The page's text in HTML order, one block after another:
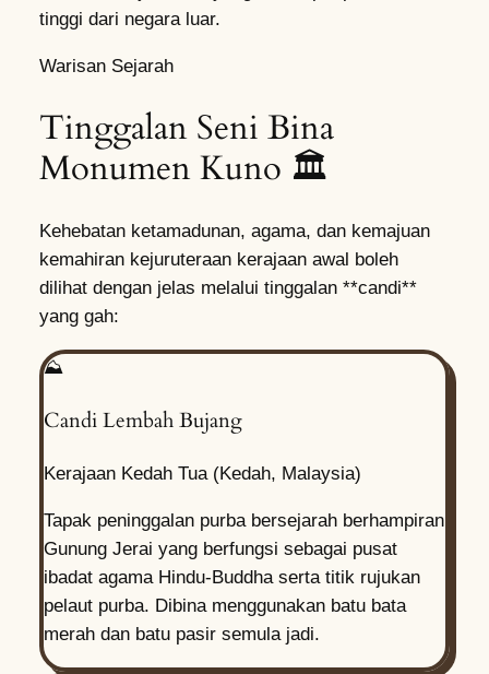
tinggi dari negara luar.
Warisan Sejarah
Tinggalan Seni Bina
Monumen Kuno 🏛️
Kehebatan ketamadunan, agama, dan kemajuan
kemahiran kejuruteraan kerajaan awal boleh
dilihat dengan jelas melalui tinggalan **candi**
yang gah:
⛰️
Candi Lembah Bujang
Kerajaan Kedah Tua (Kedah, Malaysia)
Tapak peninggalan purba bersejarah berhampiran
Gunung Jerai yang berfungsi sebagai pusat
ibadat agama Hindu-Buddha serta titik rujukan
pelaut purba. Dibina menggunakan batu bata
merah dan batu pasir semula jadi.